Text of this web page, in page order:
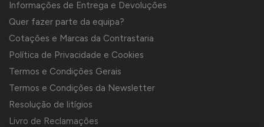
Informações de Entrega e Devoluções
Quer fazer parte da equipa?
Cotações e Marcas da Contrastaria
Política de Privacidade e Cookies
Termos e Condições Gerais
Termos e Condições da Newsletter
Resolução de litígios
Livro de Reclamações